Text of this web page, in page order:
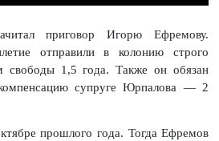
приговор Игорю Ефремову.
отправили в колонию строго
свободы 1,5 года. Также он обязан
супруге Юрпалова — 2
прошлого года. Тогда Ефремов